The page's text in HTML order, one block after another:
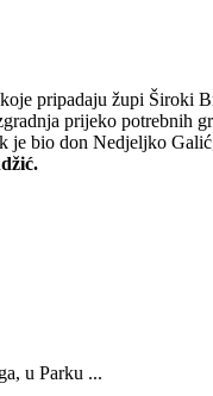
pripadaju župi Široki
prijeko potrebnih
je bio don Nedjeljko
u Parku ...